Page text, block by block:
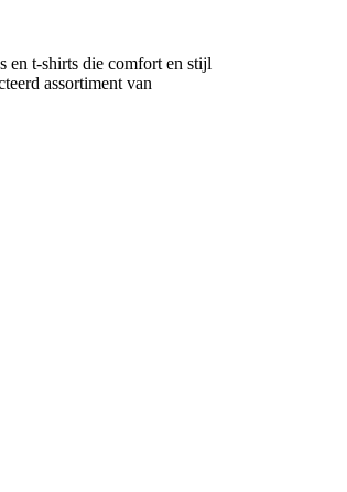
en t-shirts die comfort en stijl
assortiment van